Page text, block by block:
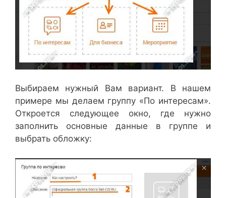
Выбираем нужный Вам вариант. В нашем
примере мы делаем группу «По интересам».
Откроется следующее окно, где нужно
заполнить основные данные в группе и
выбрать обложку: